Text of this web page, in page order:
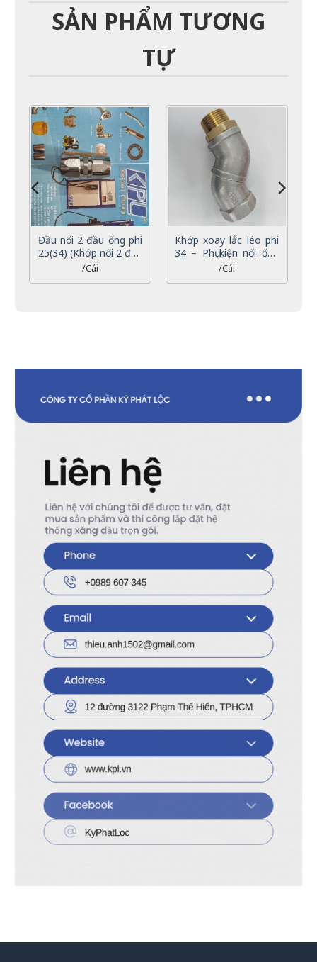
SẢN PHẨM TƯƠNG
TỰ
XEM NHANH
Đầu nối 2 đầu ống phi
25(34) (Khớp nối 2 đầu
ống 1 inch) – Phụ kiện
/Cái
XEM NHANH
Khớp xoay lắc léo phi
34 – Phụ kiện nối ống
dẫn nhiên liệu, xăng
/Cái